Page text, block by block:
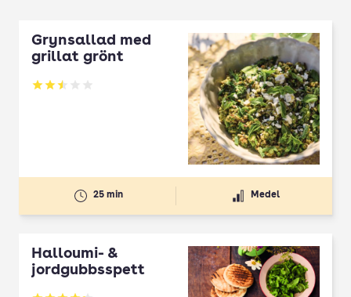
Grynsallad med
grillat grönt
Betyg: 2.5 av 5
25 min Medel
Halloumi- &
jordgubbsspett